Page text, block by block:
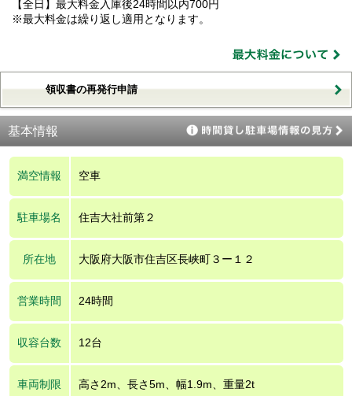
【全日】最大料金入庫後24時間以内700円
※最大料金は繰り返し適用となります。
領収書の再発行申請
基本情報
満空情報 空車
駐車場名 住吉大社前第２
所在地 大阪府大阪市住吉区長峡町３ー１２
営業時間 24時間
収容台数 12台
車両制限 高さ2m、長さ5m、幅1.9m、重量2t